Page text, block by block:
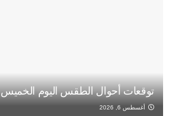
توقعات أحوال الطقس اليوم الخميس
أغسطس 6, 2026